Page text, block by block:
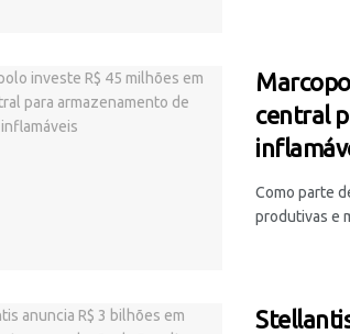
central
Como parte
produtivas e